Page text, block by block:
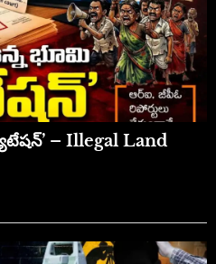
– Illegal Land